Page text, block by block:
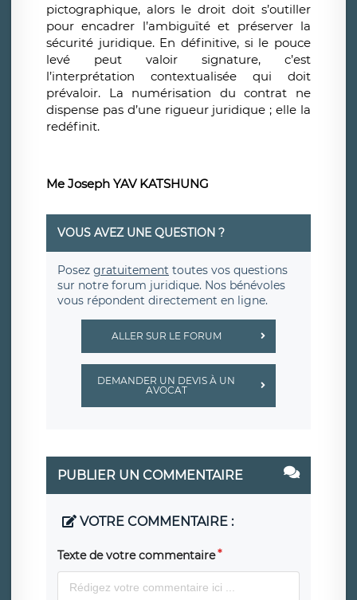
pictographique, alors le droit doit s’outiller
pour encadrer l’ambiguïté et préserver la
sécurité juridique. En définitive, si le pouce
levé peut valoir signature, c’est
l’interprétation contextualisée qui doit
prévaloir. La numérisation du contrat ne
dispense pas d’une rigueur juridique ; elle la
redéfinit.
Me Joseph YAV KATSHUNG
VOUS AVEZ UNE QUESTION ?
Posez gratuitement toutes vos questions
sur notre forum juridique. Nos bénévoles
vous répondent directement en ligne.
ALLER SUR LE FORUM
DEMANDER UN DEVIS À UN
AVOCAT
PUBLIER UN COMMENTAIRE
VOTRE COMMENTAIRE :
Texte de votre commentaire